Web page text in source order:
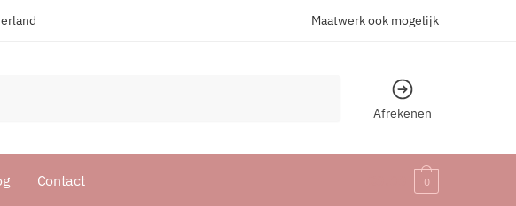
Maatwerk ook mogelijk
Afrekenen
Contact 0